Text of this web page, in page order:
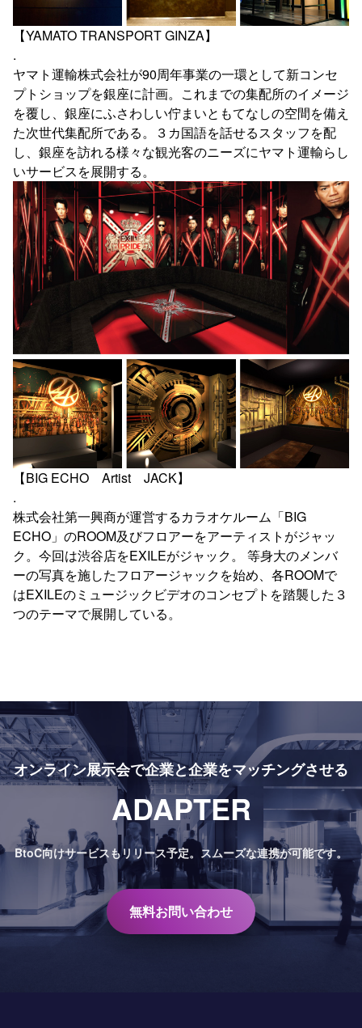
【YAMATO TRANSPORT GINZA】
.
ヤマト運輸株式会社が90周年事業の一環として新コンセ
プトショップを銀座に計画。これまでの集配所のイメージ
を覆し、銀座にふさわしい佇まいともてなしの空間を備え
た次世代集配所である。３カ国語を話せるスタッフを配
し、銀座を訪れる様々な観光客のニーズにヤマト運輸らし
いサービスを展開する。
【BIG ECHO Artist JACK】
.
株式会社第一興商が運営するカラオケルーム「BIG
ECHO」のROOM及びフロアーをアーティストがジャッ
ク。今回は渋谷店をEXILEがジャック。 等身大のメンバ
ーの写真を施したフロアージャックを始め、各ROOMで
はEXILEのミュージックビデオのコンセプトを踏襲した３
つのテーマで展開している。
オンライン展示会で企業と企業をマッチングさせる
ADAPTER
BtoC向けサービスもリリース予定。 スムーズな連携が可能です。
無料お問い合わせ